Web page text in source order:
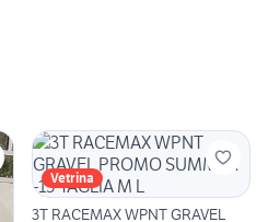
Vetrina
3T RACEMAX WPNT GRAVEL